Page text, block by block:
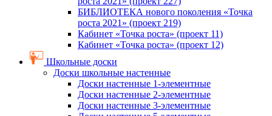
БИБЛИОТЕКА нового поколения «Точка
роста 2021» (проект 219)
Кабинет «Точка роста» (проект 11)
Кабинет «Точка роста» (проект 12)
Школьные доски
Доски школьные настенные
Доски настенные 1-элементные
Доски настенные 2-элементные
Доски настенные 3-элементные